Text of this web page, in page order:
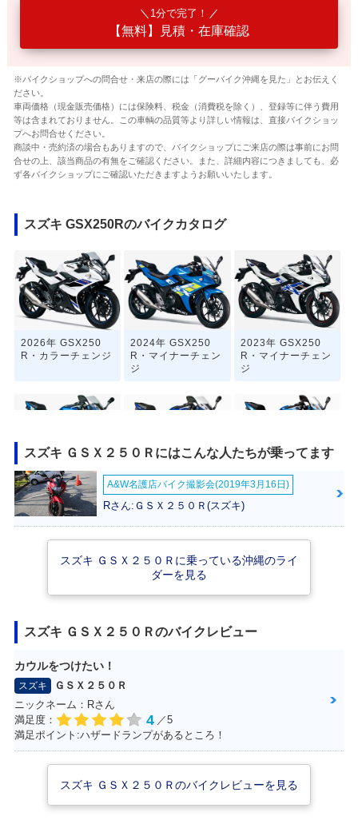
1分で完了！
【無料】見積・在庫確認
※バイクショップへの問合せ・来店の際には「グーバイク沖縄を見た」とお伝えく
ださい。
車両価格（現金販売価格）には保険料、税金（消費税を除く）、登録等に伴う費用
等は含まれておりません。この車輌の品質等より詳しい情報は、直接バイクショッ
プへお問合せください。
商談中・売約済の場合もありますので、バイクショップにご来店の際は事前にお問
合せの上、該当商品の有無をご確認ください。また、詳細内容につきましても、必
ず各バイクショップにご確認いただきますようお願いいたします。
スズキ GSX250Rのバイクカタログ
2026年 GSX250
R・カラーチェンジ
2024年 GSX250
R・マイナーチェン
ジ
2023年 GSX250
R・マイナーチェン
ジ
2021年 GSX250R
ABS・追加
2020年 GSX250
R・カラーチェンジ
2019年 GSX250
R・カラーチェンジ
R・新登場
スズキ ＧＳＸ２５０Ｒにはこんな人たちが乗ってます
A&W名護店バイク撮影会(2019年3月16日)
Rさん:ＧＳＸ２５０Ｒ(スズキ)
スズキ ＧＳＸ２５０Ｒに乗っている沖縄のライ
ダーを見る
スズキ ＧＳＸ２５０Ｒのバイクレビュー
カウルをつけたい！
スズキ
ＧＳＸ２５０Ｒ
ニックネーム：Rさん
満足度：
4 ／5
満足ポイント:ハザードランプがあるところ！
スズキ ＧＳＸ２５０Ｒのバイクレビューを見る